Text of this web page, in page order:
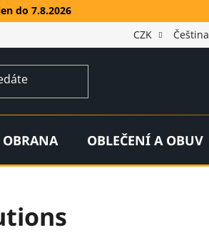
do 7.8.2026
CZK Čeština
OBLEČENÍ A OBUV